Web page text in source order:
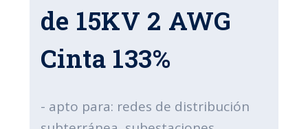
de 15KV 2 AWG
Cinta 133%
- apto para: redes de distribución